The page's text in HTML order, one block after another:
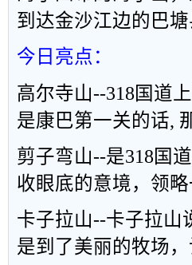
到达金沙江边的巴塘
今日亮点：
高尔寺山--318国道
是康巴第一关的话,
剪子弯山--是318国
收眼底的意境，领
卡子拉山--卡子拉山
是到了美丽的牧场，